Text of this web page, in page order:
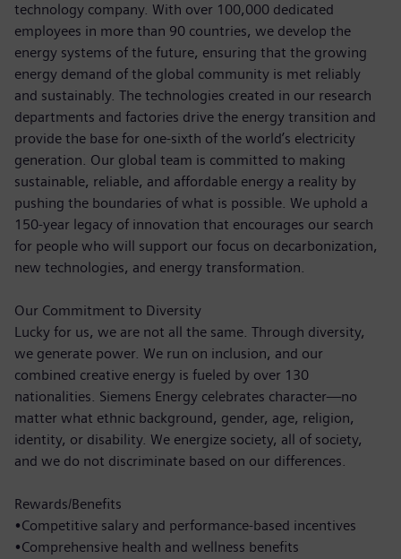
technology company. With over 100,000 dedicated
employees in more than 90 countries, we develop the
energy systems of the future, ensuring that the growing
energy demand of the global community is met reliably
and sustainably. The technologies created in our research
departments and factories drive the energy transition and
provide the base for one-sixth of the world’s electricity
generation. Our global team is committed to making
sustainable, reliable, and affordable energy a reality by
pushing the boundaries of what is possible. We uphold a
150-year legacy of innovation that encourages our search
for people who will support our focus on decarbonization,
new technologies, and energy transformation.
Our Commitment to Diversity
Lucky for us, we are not all the same. Through diversity,
we generate power. We run on inclusion, and our
combined creative energy is fueled by over 130
nationalities. Siemens Energy celebrates character—no
matter what ethnic background, gender, age, religion,
identity, or disability. We energize society, all of society,
and we do not discriminate based on our differences.
Rewards/Benefits
•Competitive salary and performance-based incentives
•Comprehensive health and wellness benefits